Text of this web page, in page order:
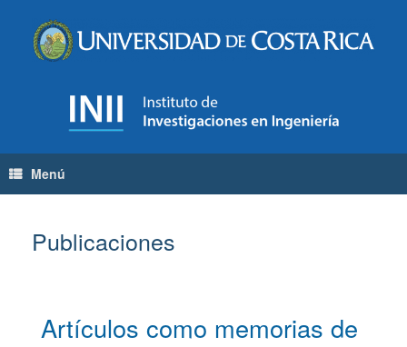
Menú
Publicaciones
Artículos como memorias de